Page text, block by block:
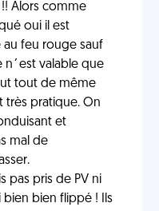
Alors comme
oui il est
feu rouge sauf
n´est valable que
tout de même
très pratique. On
et
mal de
pas pris de PV ni
bien bien flippé ! Ils